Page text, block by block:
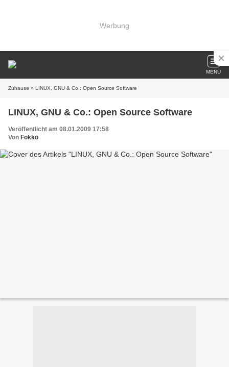
Werbung
MENU
Zuhause » LINUX, GNU & Co.: Open Source Software
LINUX, GNU & Co.: Open Source Software
Veröffentlicht am 08.01.2009 17:58
Von Fokko